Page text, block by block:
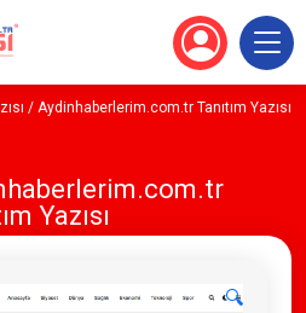
/ Aydinhaberlerim.com.tr Tanıtım Yazısı
Yazısı
🔍